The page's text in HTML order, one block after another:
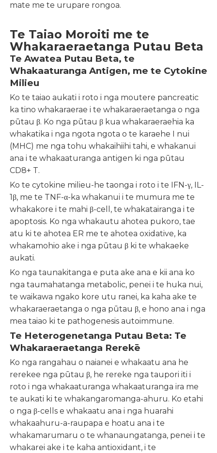
mate me te urupare rongoa.
Te Taiao Moroiti me te
Whakaraeraetanga Putau Beta
Te Awatea Putau Beta, te
Whakaaturanga Antigen, me te Cytokine
Milieu
Ko te taiao aukati i roto i nga moutere pancreatic
ka tino whakaraerae i te whakaraeraetanga o nga
pūtau β. Ko nga pūtau β kua whakaraeraehia ka
whakatika i nga ngota ngota o te karaehe I nui
(MHC) me nga tohu whakaihiihi tahi, e whakanui
ana i te whakaaturanga antigen ki nga pūtau
CD8+ T.
Ko te cytokine milieu-he taonga i roto i te IFN-γ, IL-
1β, me te TNF-α-ka whakanui i te mumura me te
whakakore i te mahi β-cell, te whakatairanga i te
apoptosis. Ko nga whakautu ahotea pukoro, tae
atu ki te ahotea ER me te ahotea oxidative, ka
whakamohio ake i nga pūtau β ki te whakaeke
aukati.
Ko nga taunakitanga e puta ake ana e kii ana ko
nga taumahatanga metabolic, penei i te huka nui,
te waikawa ngako kore utu ranei, ka kaha ake te
whakaraeraetanga o nga pūtau β, e hono ana i nga
mea taiao ki te pathogenesis autoimmune.
Te Heterogenetanga Putau Beta: Te
Whakaraeraetanga Rerekē
Ko nga rangahau o naianei e whakaatu ana he
rerekee nga pūtau β, he rereke nga taupori iti i
roto i nga whakaaturanga whakaaturanga ira me
te aukati ki te whakangaromanga-ahuru. Ko etahi
o nga β-cells e whakaatu ana i nga huarahi
whakaahuru-a-raupapa e hoatu ana i te
whakamarumaru o te whanaungatanga, penei i te
whakarei ake i te kaha antioxidant, i te